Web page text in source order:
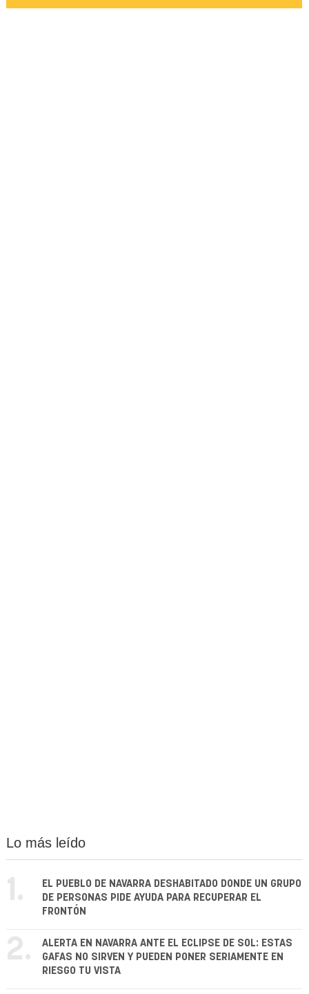
Lo más leído
1.
EL PUEBLO DE NAVARRA DESHABITADO DONDE UN GRUPO
DE PERSONAS PIDE AYUDA PARA RECUPERAR EL
FRONTÓN
2.
ALERTA EN NAVARRA ANTE EL ECLIPSE DE SOL: ESTAS
GAFAS NO SIRVEN Y PUEDEN PONER SERIAMENTE EN
RIESGO TU VISTA